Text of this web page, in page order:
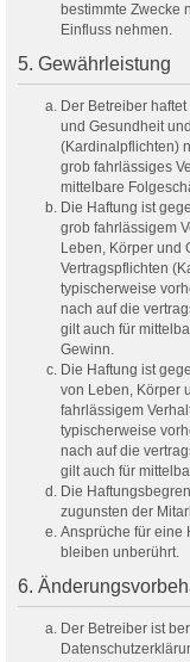
bestimmte Zwecke
Einfluss nehmen.
5. Gewährleistung
Der Betreiber
und Gesundheit
(Kardinalpflichten)
grob fahrlässiges
mittelbare
Die Haftung ist
grob fahrlässigem
Leben, Körper und
Vertragspflichten
typischerweise
nach auf die
gilt auch für
Gewinn.
Die Haftung ist
von Leben, Körper
fahrlässigem
typischerweise
nach auf die
gilt auch für
Die
zugunsten der
Ansprüche für eine
bleiben unberührt.
6.
Der Betreiber ist